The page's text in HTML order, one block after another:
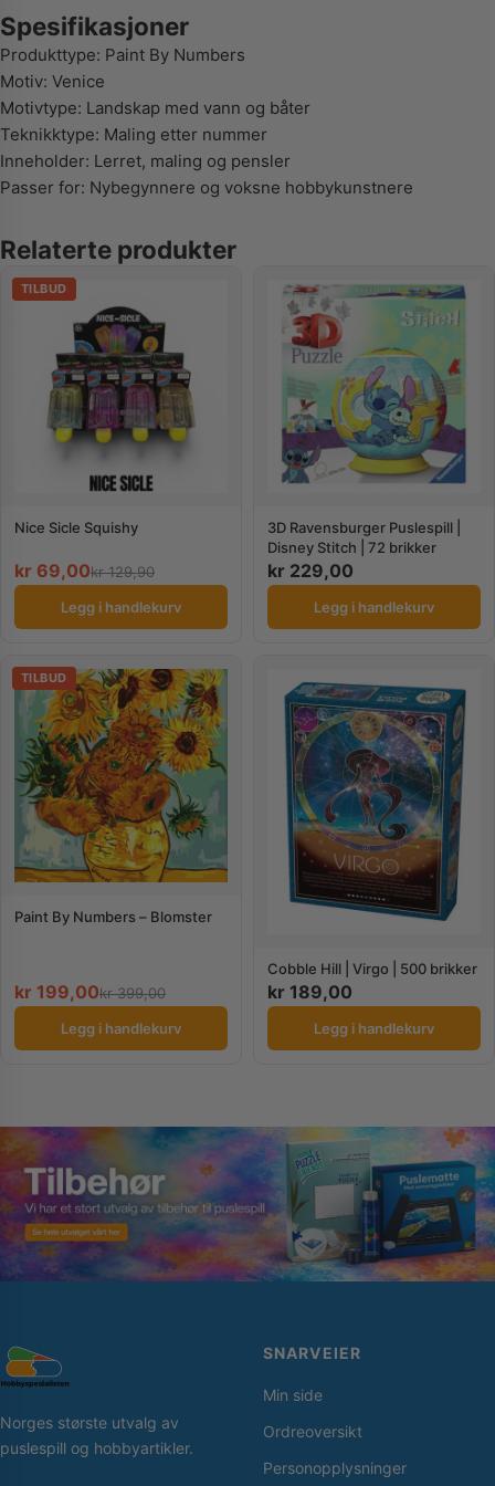
Spesifikasjoner
Produkttype: Paint By Numbers
Motiv: Venice
Motivtype: Landskap med vann og båter
Teknikktype: Maling etter nummer
Inneholder: Lerret, maling og pensler
Passer for: Nybegynnere og voksne hobbykunstnere
Relaterte produkter
TILBUD
Nice Sicle Squishy
kr 69,00kr129,90
Legg i handlekurv
3D Ravensburger Puslespill |
Disney Stitch | 72 brikker
kr 229,00
Legg i handlekurv
TILBUD
Paint By Numbers – Blomster
kr 199,00kr399,00
Legg i handlekurv
Cobble Hill | Virgo | 500 brikker
kr 189,00
Legg i handlekurv
Norges største utvalg av
puslespill og hobbyartikler.
SNARVEIER
Min side
Ordreoversikt
Personopplysninger